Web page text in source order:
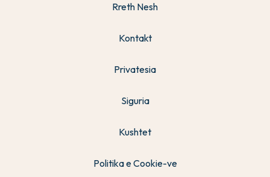
Rreth Nesh
Kontakt
Privatesia
Siguria
Kushtet
Politika e Cookie-ve